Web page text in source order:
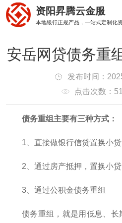
资阳昇腾云金服
本地银行正规产品，一站式定制化
安岳网贷债务重
发布时间：
点击次数：
债务重组主要有三种方式：
1、直接做银行信贷置换小
2、通过房产抵押，置换小
3、通过公积金债务重组
债务重组，就是用低息、